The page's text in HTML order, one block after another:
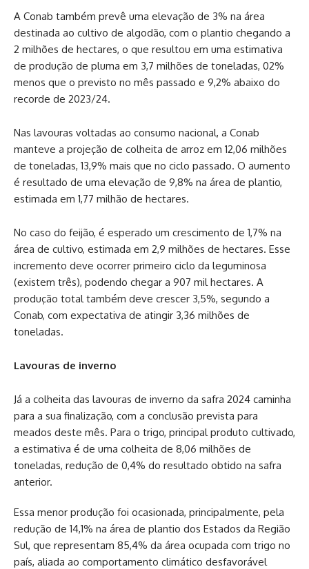
A Conab também prevê uma elevação de 3% na área
destinada ao cultivo de algodão, com o plantio chegando a
2 milhões de hectares, o que resultou em uma estimativa
de produção de pluma em 3,7 milhões de toneladas, 02%
menos que o previsto no mês passado e 9,2% abaixo do
recorde de 2023/24.
Nas lavouras voltadas ao consumo nacional, a Conab
manteve a projeção de colheita de arroz em 12,06 milhões
de toneladas, 13,9% mais que no ciclo passado. O aumento
é resultado de uma elevação de 9,8% na área de plantio,
estimada em 1,77 milhão de hectares.
No caso do feijão, é esperado um crescimento de 1,7% na
área de cultivo, estimada em 2,9 milhões de hectares. Esse
incremento deve ocorrer primeiro ciclo da leguminosa
(existem três), podendo chegar a 907 mil hectares. A
produção total também deve crescer 3,5%, segundo a
Conab, com expectativa de atingir 3,36 milhões de
toneladas.
Lavouras de inverno
Já a colheita das lavouras de inverno da safra 2024 caminha
para a sua finalização, com a conclusão prevista para
meados deste mês. Para o trigo, principal produto cultivado,
a estimativa é de uma colheita de 8,06 milhões de
toneladas, redução de 0,4% do resultado obtido na safra
anterior.
Essa menor produção foi ocasionada, principalmente, pela
redução de 14,1% na área de plantio dos Estados da Região
Sul, que representam 85,4% da área ocupada com trigo no
país, aliada ao comportamento climático desfavorável